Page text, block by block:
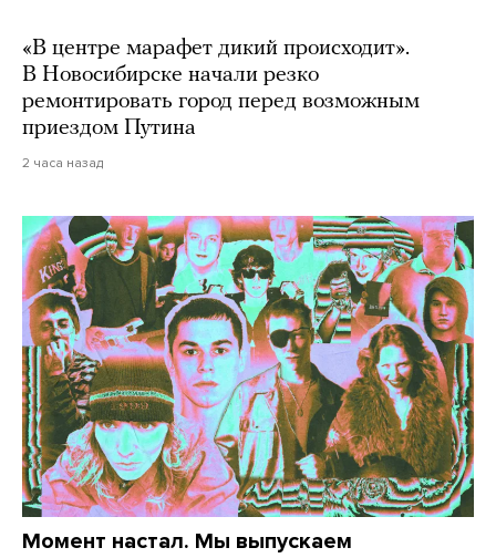
«В центре марафет дикий происходит».
В Новосибирске начали резко
ремонтировать город перед возможным
приездом Путина
2 часа назад
Момент настал. Мы выпускаем